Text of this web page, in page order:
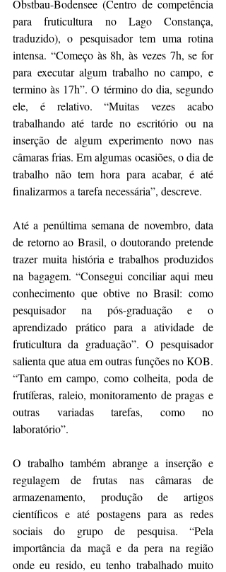
Obstbau-Bodensee (Centro de competência
para fruticultura no Lago Constança,
traduzido), o pesquisador tem uma rotina
intensa. “Começo às 8h, às vezes 7h, se for
para executar algum trabalho no campo, e
termino às 17h”. O término do dia, segundo
ele, é relativo. “Muitas vezes acabo
trabalhando até tarde no escritório ou na
inserção de algum experimento novo nas
câmaras frias. Em algumas ocasiões, o dia de
trabalho não tem hora para acabar, é até
finalizarmos a tarefa necessária”, descreve.
Até a penúltima semana de novembro, data
de retorno ao Brasil, o doutorando pretende
trazer muita história e trabalhos produzidos
na bagagem. “Consegui conciliar aqui meu
conhecimento que obtive no Brasil: como
pesquisador na pós-graduação e o
aprendizado prático para a atividade de
fruticultura da graduação”. O pesquisador
salienta que atua em outras funções no KOB.
“Tanto em campo, como colheita, poda de
frutíferas, raleio, monitoramento de pragas e
outras variadas tarefas, como no
laboratório”.
O trabalho também abrange a inserção e
regulagem de frutas nas câmaras de
armazenamento, produção de artigos
científicos e até postagens para as redes
sociais do grupo de pesquisa. “Pela
importância da maçã e da pera na região
onde eu resido, eu tenho trabalhado muito